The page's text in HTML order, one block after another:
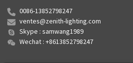
0086-13852798247
ventes@zenith-lighting.com
Skype : samwang1989
Wechat : +8613852798247